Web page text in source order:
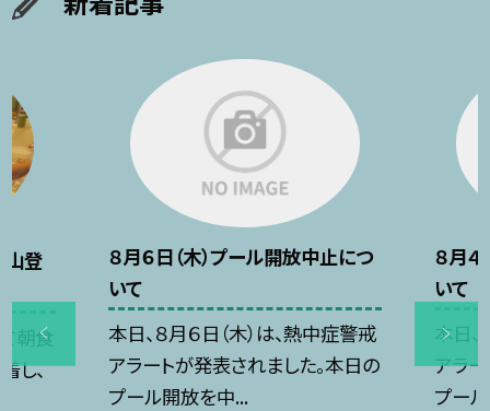
山登
朝食
し、
８月６日（木）プール開放中止につ
いて
本日、８月６日（木）は、熱中症警戒
アラートが発表されました。本日の
プール開放を中...
８月
いて
本日、
アラ
プー